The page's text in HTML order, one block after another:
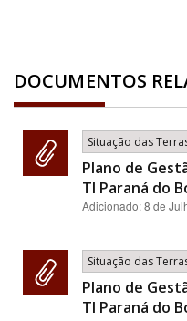
DOCUMENTOS
Situação das
Plano de
TI Paraná do
Adicionado:8 de
Situação das
Plano de
TI Paraná do